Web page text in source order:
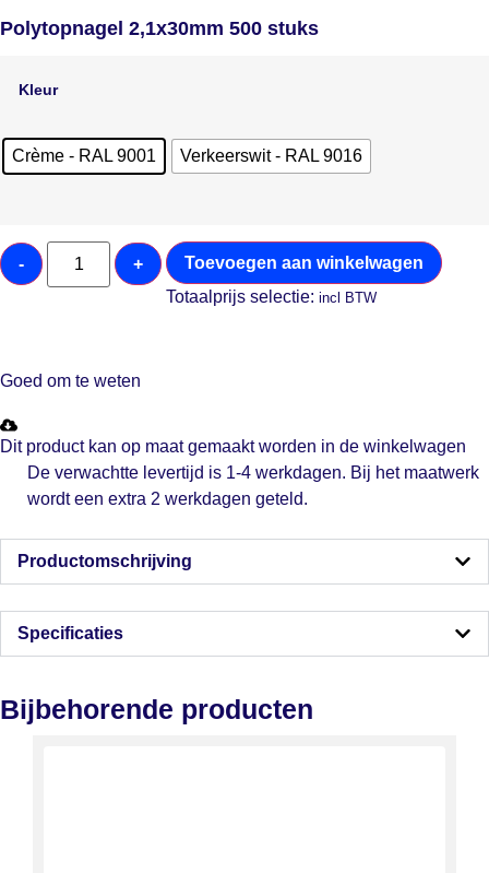
Polytopnagel 2,1x30mm 500 stuks
Kleur
Crème - RAL 9001 Verkeerswit - RAL 9016
- +
Toevoegen aan winkelwagen
Totaalprijs selectie:incl BTW
Goed om te weten
Dit product kan op maat gemaakt worden in de winkelwagen
De verwachtte levertijd is 1-4 werkdagen. Bij het maatwerk
wordt een extra 2 werkdagen geteld.
Productomschrijving
Specificaties
Bijbehorende producten